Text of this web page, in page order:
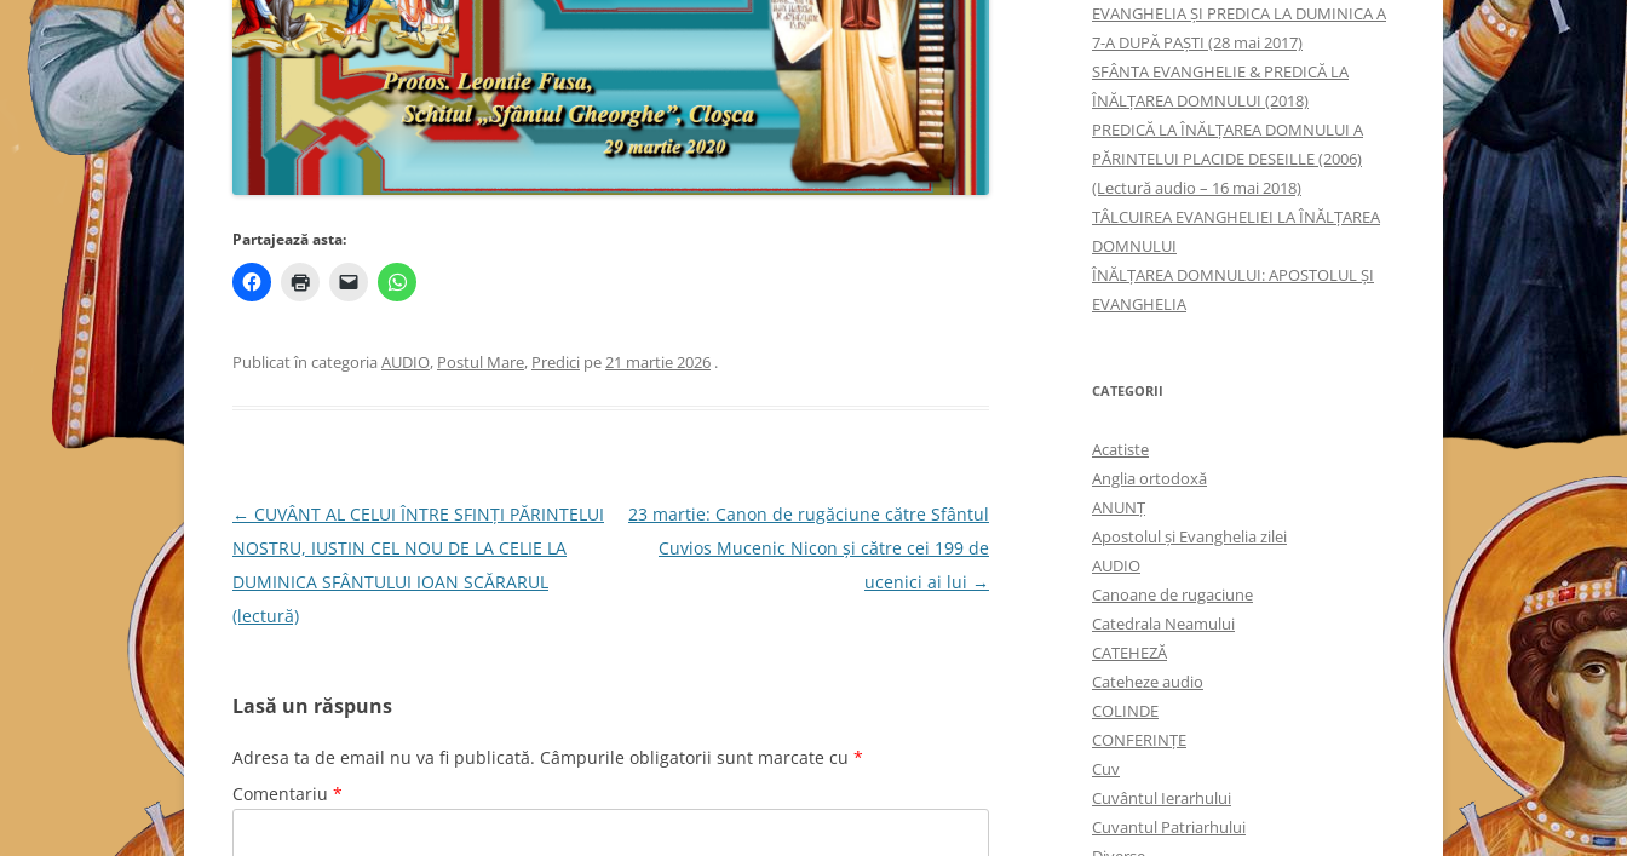
Partajează asta:
Publicat în categoria AUDIO, Postul Mare, Predici pe21 martie 2026 .
Navigare
în
articole
← CUVÂNT AL CELUI ÎNTRE SFINȚI PĂRINTELUI
NOSTRU, IUSTIN CEL NOU DE LA CELIE LA
DUMINICA SFÂNTULUI IOAN SCĂRARUL
(lectură)
23 martie: Canon de rugăciune către Sfântul
Cuvios Mucenic Nicon şi către cei 199 de
ucenici ai lui →
Lasă un răspuns
Adresa ta de email nu va fi publicată. Câmpurile obligatorii sunt marcate cu *
Comentariu *
EVANGHELIA ȘI PREDICA LA DUMINICA A
7-A DUPĂ PAȘTI (28 mai 2017)
SFÂNTA EVANGHELIE & PREDICĂ LA
ÎNĂLŢAREA DOMNULUI (2018)
PREDICĂ LA ÎNĂLŢAREA DOMNULUI A
PĂRINTELUI PLACIDE DESEILLE (2006)
(Lectură audio – 16 mai 2018)
TÂLCUIREA EVANGHELIEI LA ÎNĂLŢAREA
DOMNULUI
ÎNĂLŢAREA DOMNULUI: APOSTOLUL ȘI
EVANGHELIA
CATEGORII
Acatiste
Anglia ortodoxă
ANUNŢ
Apostolul şi Evanghelia zilei
AUDIO
Canoane de rugaciune
Catedrala Neamului
CATEHEZĂ
Cateheze audio
COLINDE
CONFERINȚE
Cuv
Cuvântul Ierarhului
Cuvantul Patriarhului